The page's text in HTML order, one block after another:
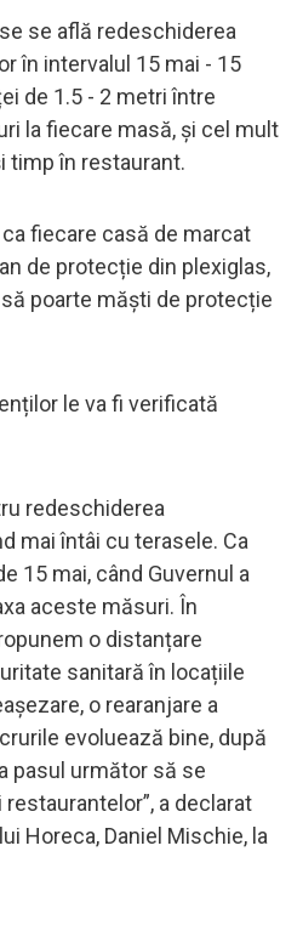
se află redeschiderea
în intervalul 15 mai - 15
de 1.5 - 2 metri între
la fiecare masă, și cel mult
timp în restaurant.
fiecare casă de marcat
de protecție din plexiglas,
poarte măști de protecție
le va fi verificată
redeschiderea
mai întâi cu terasele. Ca
15 mai, când Guvernul a
aceste măsuri. În
o distanțare
sanitară în locațiile
o rearanjare a
evoluează bine, după
pasul următor să se
a declarat
Horeca, Daniel Mischie, la